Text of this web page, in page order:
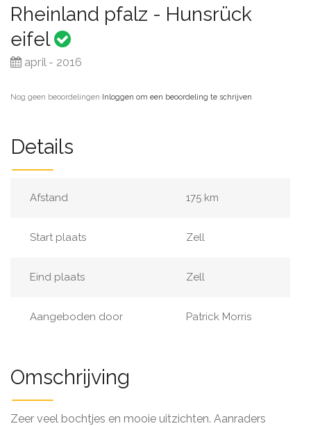
Rheinland pfalz - Hunsrück
eifel
april - 2016
Nog geen beoordelingen·Inloggen om een beoordeling te schrijven
Details
Afstand 175 km
Start plaats Zell
Eind plaats Zell
Aangeboden door Patrick Morris
Omschrijving
Zeer veel bochtjes en mooie uitzichten. Aanraders